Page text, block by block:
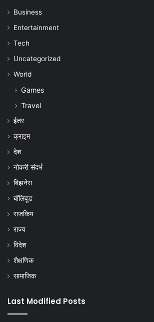
Business
Entertainment
Tech
Uncategorized
World
Games
Travel
ईतर
क्राइम
देश
नोकरी संदर्भ
बिझनेस
बॉलिवूड
राजकिय
राज्य
विदेश
शैक्षणिक
सामाजिक
Last Modified Posts